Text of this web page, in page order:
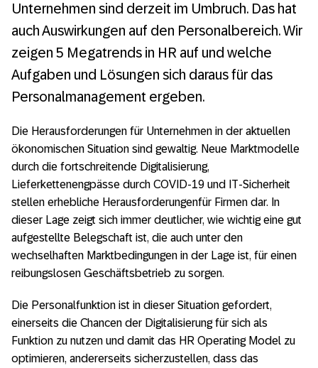
Unternehmen sind derzeit im Umbruch. Das hat
auch Auswirkungen auf den Personalbereich. Wir
zeigen 5 Megatrends in HR auf und welche
Aufgaben und Lösungen sich daraus für das
Personalmanagement ergeben.
Die Herausforderungen für Unternehmen in der aktuellen
ökonomischen Situation sind gewaltig. Neue Marktmodelle
durch die fortschreitende Digitalisierung,
Lieferkettenengpässe durch COVID-19 und IT-Sicherheit
stellen erhebliche Herausforderungenfür Firmen dar. In
dieser Lage zeigt sich immer deutlicher, wie wichtig eine gut
aufgestellte Belegschaft ist, die auch unter den
wechselhaften Marktbedingungen in der Lage ist, für einen
reibungslosen Geschäftsbetrieb zu sorgen.
Die Personalfunktion ist in dieser Situation gefordert,
einerseits die Chancen der Digitalisierung für sich als
Funktion zu nutzen und damit das HR Operating Model zu
optimieren, andererseits sicherzustellen, dass das